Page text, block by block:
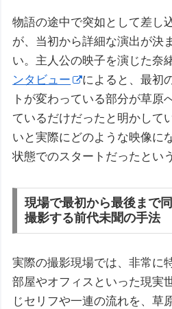
物語の途中で突如として差し
が、当初から詳細な演出が決
い。主人公の映子を演じた奈
ンタビュー
によると、最初
トが変わっている部分が草原
ているだけだったと明かして
いと実際にどのような映像に
状態でのスタートだったという
現場で最初から最後まで
撮影する前代未聞の手法
実際の撮影現場では、非常に
部屋やオフィスといった現実
じセリフや一連の流れを、草